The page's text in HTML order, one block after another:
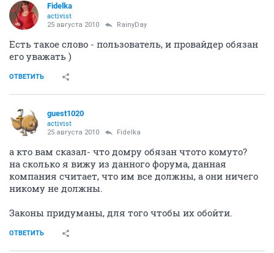
Fidelka
activist
25 августа 2010 RainyDay
Есть такое слово - пользователь, и провайдер обязан
его уважать )
ОТВЕТИТЬ
guest1020
activist
25 августа 2010 Fidelka
а кто вам сказал- что домру обязан чтото комуто?
на сколько я вижу из данного форума, данная
компания считает, что им все должны, а они ничего
никому не должны.
Законы придуманы, для того чтобы их обойти.
ОТВЕТИТЬ